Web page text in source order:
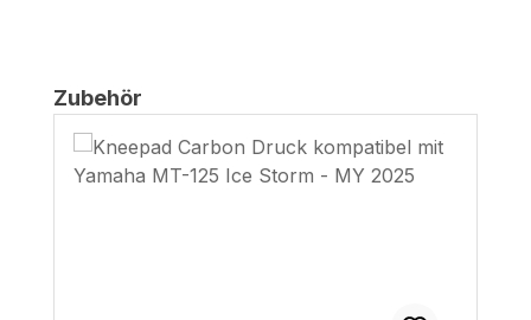
Produktgalerie überspringen
Zubehör